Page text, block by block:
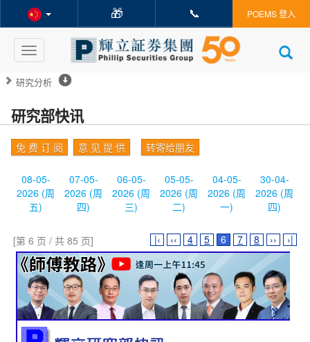
🎁 📞 POEMS 登入
Toggle
navigation
研究分析
研究部快讯
免 费 订 阅 意 见 提 供 转寄给朋友
08-05-
2026 (周
五)
07-05-
2026 (周
四)
06-05-
2026 (周
三)
05-05-
2026 (周
二)
04-05-
2026 (周
一)
30-04-
2026 (周
四)
[第 6 页 / 共 85 页] |‹ ‹‹ 4 5 6 7 8 ›› ›|